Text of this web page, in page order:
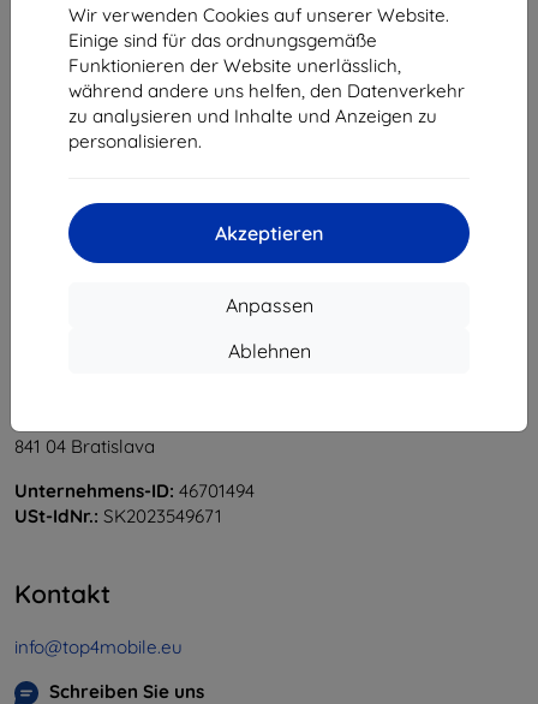
Wir verwenden Cookies auf unserer Website.
Einige sind für das ordnungsgemäße
Funktionieren der Website unerlässlich,
während andere uns helfen, den Datenverkehr
zu analysieren und Inhalte und Anzeigen zu
personalisieren.
Akzeptieren
Anpassen
Ablehnen
vom ganzen6.
«
841 04 Bratislava
Unternehmens-ID: 46701494
USt-IdNr.: SK2023549671
Kontakt
info@top4mobile.eu
Schreiben Sie uns